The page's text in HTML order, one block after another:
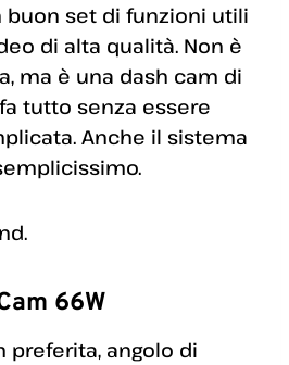
buon set di funzioni utili
di alta qualità. Non è
ma è una dash cam di
tutto senza essere
Anche il sistema
66W
preferita, angolo di